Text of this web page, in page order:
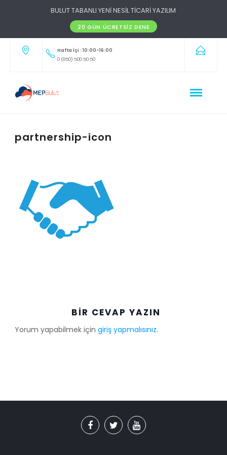
BULUT TABANLI YENİ NESİL TİCARİ YAZILIM
20 GÜN ÜCRETSIZ DENE
Hafta İçi : 10:00-16:00
0 (850) 500 50 50
partnership-icon
BIR CEVAP YAZIN
Yorum yapabilmek için giriş yapmalısınız.